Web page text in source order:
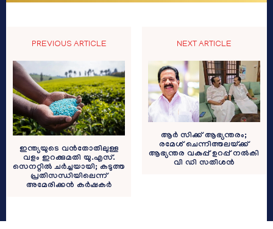
PREVIOUS ARTICLE
ഇന്ത്യയുടെ വൻതോതിലുള്ള
വളം ഇറക്കുമതി യു.എസ്.
സെനറ്റിൽ ചർച്ചയായി; കടുത്ത
പ്രതിസന്ധിയിലെന്ന്
അമേരിക്കൻ കർഷകർ
NEXT ARTICLE
ആര്‍ സിക്ക് ആഭ്യന്തരം;
രമേശ് ചെന്നിത്തലയ്ക്ക്
ആഭ്യന്തര വകുപ്പ് ഉറപ്പ് നല്‍കി
വി ഡി സതീശന്‍